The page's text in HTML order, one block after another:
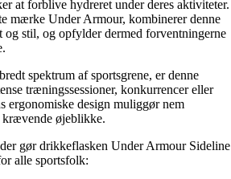
at forblive hydreret under deres aktiviteter.
mærke Under Armour, kombinerer denne
stil, og opfylder dermed forventningerne
spektrum af sportsgrene, er denne
træningssessioner, konkurrencer eller
ergonomiske design muliggør nem
krævende øjeblikke.
gør drikkeflasken Under Armour Sideline
alle sportsfolk: